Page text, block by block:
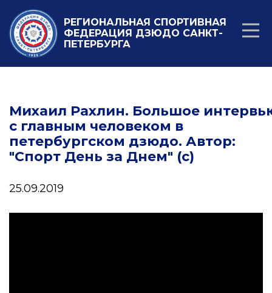
РЕГИОНАЛЬНАЯ СПОРТИВНАЯ
ФЕДЕРАЦИЯ ДЗЮДО САНКТ-
ПЕТЕРБУРГА
Михаил Рахлин. Большое
с главным человеком в
петербургском дзюдо. Автор:
"Спорт День за Днем" (с)
25.09.2019